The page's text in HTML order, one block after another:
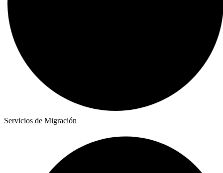
Servicios de Migración